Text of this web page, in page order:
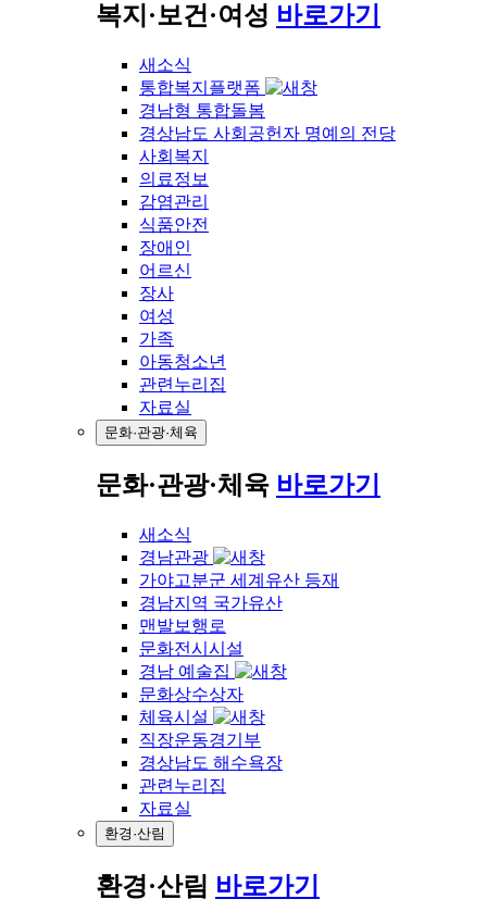
복지·보건·여성 바로가기
새소식
통합복지플랫폼
경남형 통합돌봄
경상남도 사회공헌자 명예의 전당
사회복지
의료정보
감염관리
식품안전
장애인
어르신
장사
여성
가족
아동청소년
관련누리집
자료실
문화·관광·체육
문화·관광·체육 바로가기
새소식
경남관광
가야고분군 세계유산 등재
경남지역 국가유산
맨발보행로
문화전시시설
경남 예술집
문화상수상자
체육시설
직장운동경기부
경상남도 해수욕장
관련누리집
자료실
환경·산림
환경·산림 바로가기